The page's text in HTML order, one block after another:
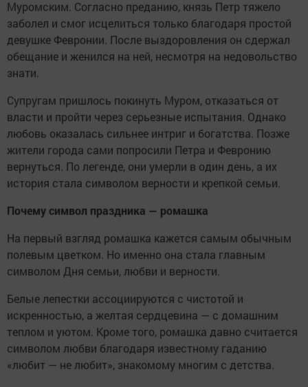
Муромским. Согласно преданию, князь Петр тяжело
заболел и смог исцелиться только благодаря простой
девушке Февронии. После выздоровления он сдержал
обещание и женился на ней, несмотря на недовольство
знати.
Супругам пришлось покинуть Муром, отказаться от
власти и пройти через серьезные испытания. Однако
любовь оказалась сильнее интриг и богатства. Позже
жители города сами попросили Петра и Февронию
вернуться. По легенде, они умерли в один день, а их
история стала символом верности и крепкой семьи.
Почему символ праздника — ромашка
На первый взгляд ромашка кажется самым обычным
полевым цветком. Но именно она стала главным
символом Дня семьи, любви и верности.
Белые лепестки ассоциируются с чистотой и
искренностью, а желтая сердцевина — с домашним
теплом и уютом. Кроме того, ромашка давно считается
символом любви благодаря известному гаданию
«любит — не любит», знакомому многим с детства.